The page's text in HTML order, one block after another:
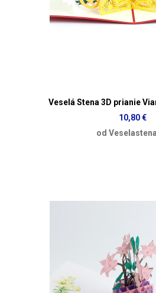
Veselá Stena 3D prianie
10,80 €
od